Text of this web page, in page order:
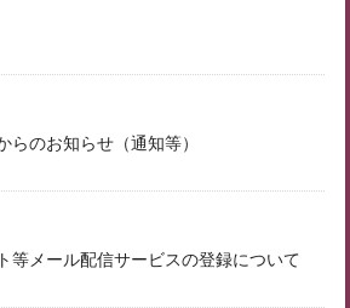
らのお知らせ（通知等）
等メール配信サービスの登録について